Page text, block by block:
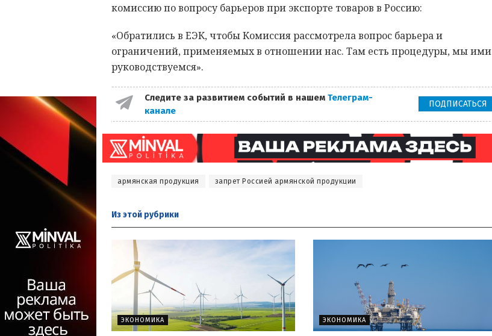
комиссию по вопросу барьеров при экспорте товаров в Россию:
«Обратились в ЕЭК, чтобы Комиссия рассмотрела вопрос барьера и
ограничений, применяемых в отношении нас. Там есть процедуры, мы ими
руководствуемся».
Следите за развитием событий в нашем Телеграм-
канале
ПОДПИСАТЬСЯ
армянская продукция запрет Россией армянской продукции
Из этой рубрики
ЭКОНОМИКА ЭКОНОМИКА